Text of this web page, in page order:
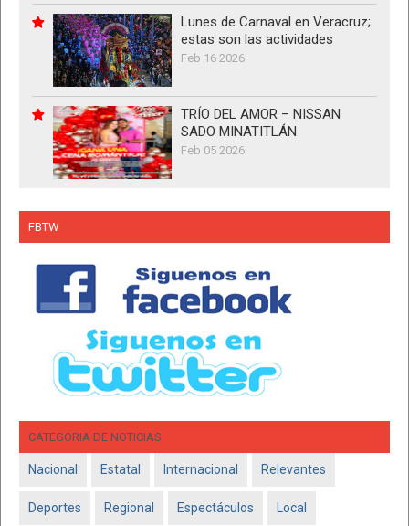
Lunes de Carnaval en Veracruz;
estas son las actividades
Feb 16 2026
TRÍO DEL AMOR – NISSAN
SADO MINATITLÁN
Feb 05 2026
FBTW
CATEGORIA DE NOTICIAS
Nacional Estatal Internacional Relevantes
Deportes Regional Espectáculos Local